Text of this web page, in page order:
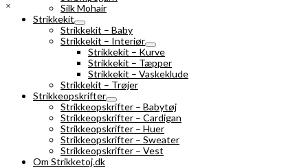
×
Silk Mohair
Strikkekit
Strikkekit – Baby
Strikkekit – Interiør
Strikkekit – Kurve
Strikkekit – Tæpper
Strikkekit – Vaskeklude
Strikkekit – Trøjer
Strikkeopskrifter
Strikkeopskrifter – Babytøj
Strikkeopskrifter – Cardigan
Strikkeopskrifter – Huer
Strikkeopskrifter – Sweater
Strikkeopskrifter – Vest
Om Strikketoj.dk